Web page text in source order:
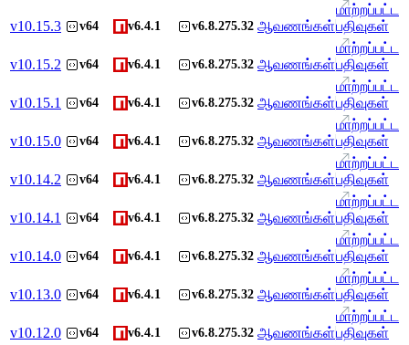
v10.15.3 v64 v6.4.1 v6.8.275.32 ஆவணங்கள்
மாற்றப்பட்ட
பதிவுகள்
v10.15.2 v64 v6.4.1 v6.8.275.32 ஆவணங்கள்
மாற்றப்பட்ட
பதிவுகள்
v10.15.1 v64 v6.4.1 v6.8.275.32 ஆவணங்கள்
மாற்றப்பட்ட
பதிவுகள்
v10.15.0 v64 v6.4.1 v6.8.275.32 ஆவணங்கள்
மாற்றப்பட்ட
பதிவுகள்
v10.14.2 v64 v6.4.1 v6.8.275.32 ஆவணங்கள்
மாற்றப்பட்ட
பதிவுகள்
v10.14.1 v64 v6.4.1 v6.8.275.32 ஆவணங்கள்
மாற்றப்பட்ட
பதிவுகள்
v10.14.0 v64 v6.4.1 v6.8.275.32 ஆவணங்கள்
மாற்றப்பட்ட
பதிவுகள்
v10.13.0 v64 v6.4.1 v6.8.275.32 ஆவணங்கள்
மாற்றப்பட்ட
பதிவுகள்
v10.12.0 v64 v6.4.1 v6.8.275.32 ஆவணங்கள்
மாற்றப்பட்ட
பதிவுகள்